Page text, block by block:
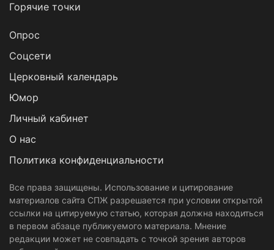
Горячие точки
Опрос
Cоцсети
Церковный календарь
Юмор
Личный кабинет
О нас
Политика конфиденциальности
Все права защищены. Использование и цитирование
материалов сайта СПЖ разрешается при условии открытой
ссылки на цитируемую статью, которая должна находиться
в первом абзаце публикуемого материала. Мнение
редакции может не совпадать с точкой зрения авторов